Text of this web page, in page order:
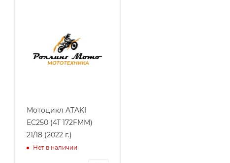
Мотоцикл ATAKI
EC250 (4T 172FMM)
21/18 (2022 г.)
Нет в наличии